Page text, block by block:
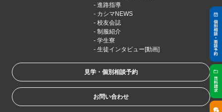
進路指導
カシマNEWS
校友会誌
制服紹介
学生寮
生徒インタビュー[動画]
見学・個別相談予約
お問い合わせ